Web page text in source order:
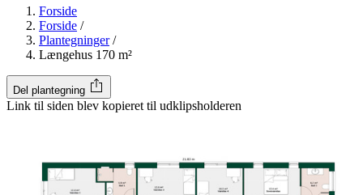
Forside
Forside /
Plantegninger /
Længehus 170 m²
Del plantegning
Link til siden blev kopieret til udklipsholderen